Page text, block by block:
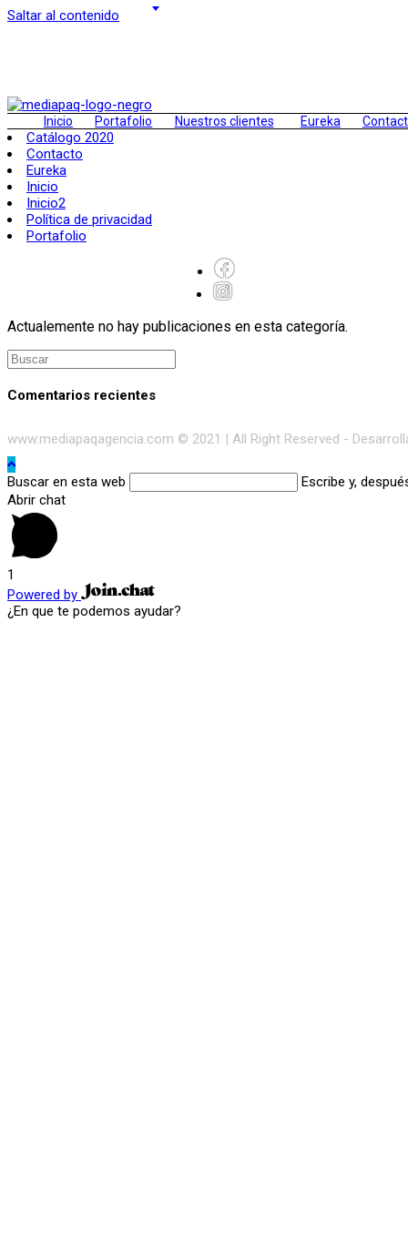
Saltar al contenido
Inicio Portafolio Nuestros clientes Eureka
Catálogo 2020
Contacto
Eureka
Inicio
Inicio2
Política de privacidad
Portafolio
Actualemente no hay publicaciones en esta categoría.
Comentarios recientes
www.mediapaqagencia.com © 2021 | All Right Reserved -
Buscar en esta web
Escribe y,
Abrir chat
1
Powered by
¿En que te podemos ayudar?